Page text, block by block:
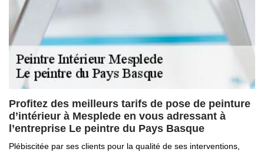
Profitez des meilleurs tarifs de pose de peinture
d’intérieur à Mesplede en vous adressant à
l’entreprise Le peintre du Pays Basque
Plébiscitée par ses clients pour la qualité de ses interventions,